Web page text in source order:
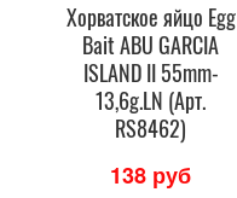
Хорватское яйцо Egg
Bait ABU GARCIA
ISLAND II 55mm-
13,6g.LN (Арт.
RS8462)
138 руб